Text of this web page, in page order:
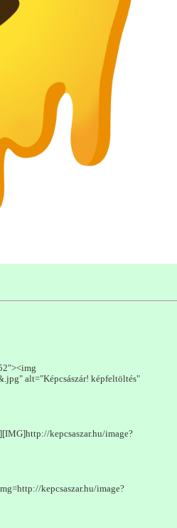
alt="Képcsászár! képfeltöltés"
kepcsaszar.hu/image?
kepcsaszar.hu/image?